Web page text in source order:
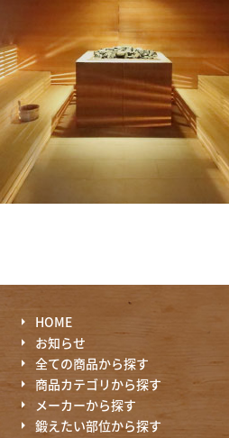
HOME
お知らせ
全ての商品から探す
商品カテゴリから探す
メーカーから探す
鍛えたい部位から探す